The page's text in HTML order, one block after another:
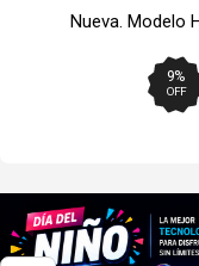
Nueva. Modelo
9%
OFF